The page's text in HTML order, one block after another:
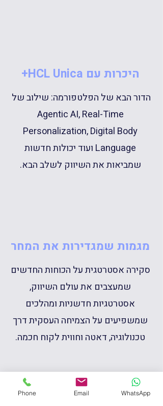
היכרות עם HCL Unica+
הדור הבא של הפלטפורמה: שילוב של
Agentic AI, Real-Time
Personalization, Digital Body
Language ועוד יכולות חדשות
שמביאות את השיווק לשלב הבא.
מגמות שמגדירות את המחר
סקירה אסטרטגית על הכוחות החדשים
שמעצבים את עולם השיווק,
אסטרטגיות חדשניות ומהלכים
שמשפיעים על הצמיחה העסקית דרך
טכנולוגיה, דאטה וחווית לקוח חכמה.
Phone Email WhatsApp